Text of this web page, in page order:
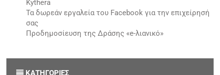
Kythera
Τα δωρεάν εργαλεία του Facebook για την επιχείρησή
σας
Προδημοσίευση της Δράσης «e-λιανικό»
KΑΤΗΓΟΡΊΕΣ